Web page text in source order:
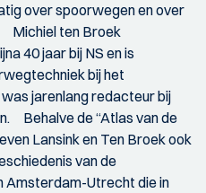
over spoorwegen en over
Michiel ten Broek
40 jaar bij NS en is
bij het
jarenlang redacteur bij
Behalve de “Atlas van de
Lansink en Ten Broek ook
van de
Amsterdam-Utrecht die in